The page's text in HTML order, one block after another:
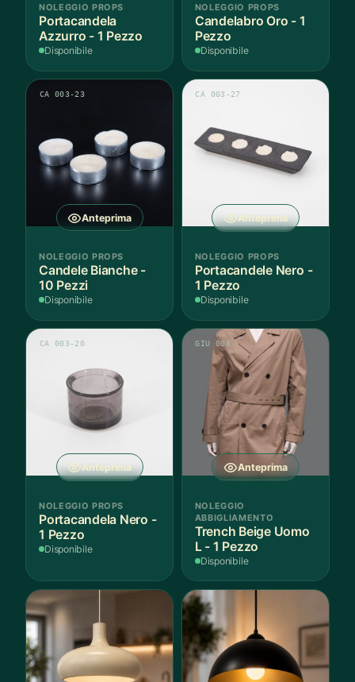
NOLEGGIO PROPS
Portacandela
Azzurro - 1 Pezzo
Disponibile
NOLEGGIO PROPS
Candelabro Oro - 1
Pezzo
Disponibile
Anteprima
CA 003-23
NOLEGGIO PROPS
Candele Bianche -
10 Pezzi
Disponibile
Anteprima
CA 003-27
NOLEGGIO PROPS
Portacandele Nero -
1 Pezzo
Disponibile
Anteprima
CA 003-20
NOLEGGIO PROPS
Portacandela Nero -
1 Pezzo
Disponibile
Anteprima
GIU 008
NOLEGGIO
ABBIGLIAMENTO
Trench Beige Uomo
L - 1 Pezzo
Disponibile